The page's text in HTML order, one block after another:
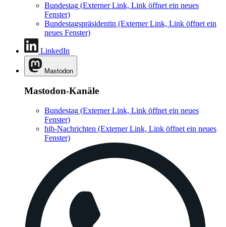
Bundestag (Externer Link, Link öffnet ein neues
Fenster)
Bundestagspräsidentin (Externer Link, Link öffnet ein
neues Fenster)
LinkedIn
Mastodon
Mastodon-Kanäle
Bundestag (Externer Link, Link öffnet ein neues
Fenster)
hib-Nachrichten (Externer Link, Link öffnet ein neues
Fenster)